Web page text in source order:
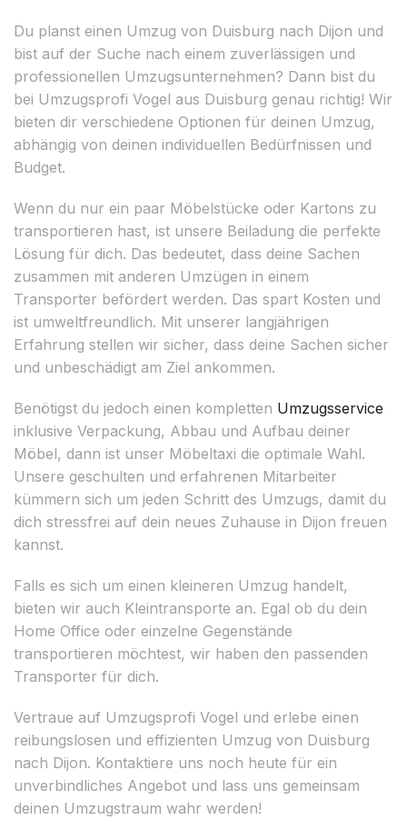
Du planst einen Umzug von Duisburg nach Dijon und
bist auf der Suche nach einem zuverlässigen und
professionellen Umzugsunternehmen? Dann bist du
bei Umzugsprofi Vogel aus Duisburg genau richtig! Wir
bieten dir verschiedene Optionen für deinen Umzug,
abhängig von deinen individuellen Bedürfnissen und
Budget.
Wenn du nur ein paar Möbelstücke oder Kartons zu
transportieren hast, ist unsere Beiladung die perfekte
Lösung für dich. Das bedeutet, dass deine Sachen
zusammen mit anderen Umzügen in einem
Transporter befördert werden. Das spart Kosten und
ist umweltfreundlich. Mit unserer langjährigen
Erfahrung stellen wir sicher, dass deine Sachen sicher
und unbeschädigt am Ziel ankommen.
Benötigst du jedoch einen kompletten Umzugsservice
inklusive Verpackung, Abbau und Aufbau deiner
Möbel, dann ist unser Möbeltaxi die optimale Wahl.
Unsere geschulten und erfahrenen Mitarbeiter
kümmern sich um jeden Schritt des Umzugs, damit du
dich stressfrei auf dein neues Zuhause in Dijon freuen
kannst.
Falls es sich um einen kleineren Umzug handelt,
bieten wir auch Kleintransporte an. Egal ob du dein
Home Office oder einzelne Gegenstände
transportieren möchtest, wir haben den passenden
Transporter für dich.
Vertraue auf Umzugsprofi Vogel und erlebe einen
reibungslosen und effizienten Umzug von Duisburg
nach Dijon. Kontaktiere uns noch heute für ein
unverbindliches Angebot und lass uns gemeinsam
deinen Umzugstraum wahr werden!